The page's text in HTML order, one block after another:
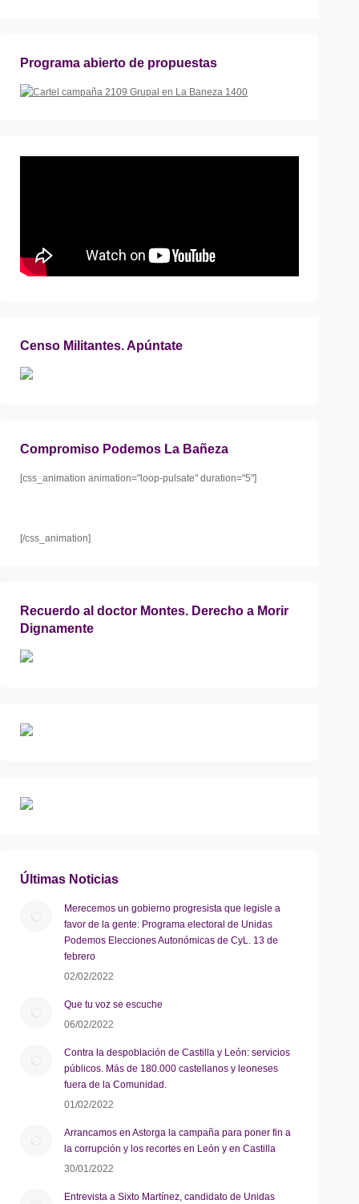
Programa abierto de propuestas
Censo Militantes. Apúntate
Compromiso Podemos La Bañeza
[css_animation animation="loop-pulsate" duration="5"]
[/css_animation]
Recuerdo al doctor Montes. Derecho a Morir
Dignamente
Últimas Noticias
Merecemos un gobierno progresista que legisle a
favor de la gente: Programa electoral de Unidas
Podemos Elecciones Autonómicas de CyL. 13 de
febrero
02/02/2022
Que tu voz se escuche
06/02/2022
Contra la despoblación de Castilla y León: servicios
públicos. Más de 180.000 castellanos y leoneses
fuera de la Comunidad.
01/02/2022
Arrancamos en Astorga la campaña para poner fin a
la corrupción y los recortes en León y en Castilla
30/01/2022
Entrevista a Sixto Martínez, candidato de Unidas